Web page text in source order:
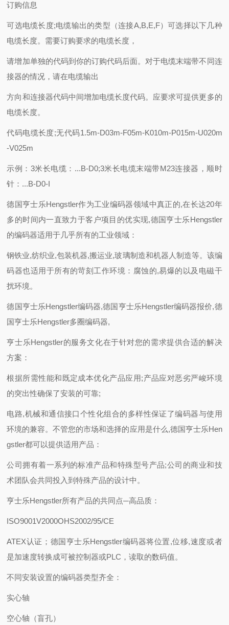
订购信息
可选电缆长度;电缆输出的类型（连接A,B,E,F）可选择以下几种
电缆长度。需要订购要求的电缆长度，
请增加单独的代码到你的订购代码后面。对于电缆末端带不同连
接器的情况，请在电缆输出
方向和连接器代码中间增加电缆长度代码。应要求可提供更多的
电缆长度。
代码电缆长度;无代码1.5m-D03m-F05m-K010m-P015m-U020m
-V025m
示例：3米长电缆：...B-D0;3米长电缆末端带M23连接器，顺时
针：...B-D0-I
德国亨士乐Hengstler作为工业编码器领域中真正的,在长达20年
多的时间内一直致力于客户项目的优实现,德国亨士乐Hengstler
的编码器适用于几乎所有的工业领域：
钢铁业,纺织业,包装机器,搬运业,玻璃制造和机器人制造等。该编
码器也适用于所有的苛刻工作环境：腐蚀的,易爆的以及电磁干
扰环境。
德国亨士乐Hengstler编码器,德国亨士乐Hengstler编码器报价,德
国亨士乐Hengstler多圈编码器,
亨士乐Hengstler的服务文化在于针对您的需求提供合适的解决
方案：
根据所需性能和既定成本优化产品应用;产品应对恶劣严峻环境
的突出性确保了安装的可靠;
电路,机械和通信接口个性化组合的多样性保证了编码器与使用
环境的兼容。不管您的市场和选择的应用是什么,德国亨士乐Hen
gstler都可以提供适用产品：
公司拥有着一系列的标准产品和特殊型号产品;公司的商业和技
术团队会共同投入到特殊产品的设计中。
亨士乐Hengstler所有产品的共同点─高品质：
ISO9001V2000OHS2002/95/CE
ATEX认证；德国亨士乐Hengstler编码器将位置,位移,速度或者
是加速度转换成可被控制器或PLC，读取的数码值。
不同安装设置的编码器类型齐全：
实心轴
空心轴（盲孔）